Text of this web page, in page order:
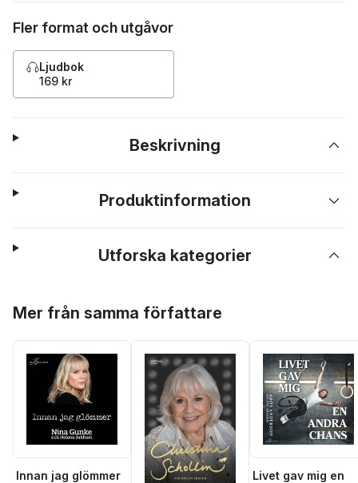
Fler format och utgåvor
Ljudbok
169 kr
Beskrivning
Produktinformation
Utforska kategorier
Mer från samma författare
Innan jag glömmer
Livet gav mig en